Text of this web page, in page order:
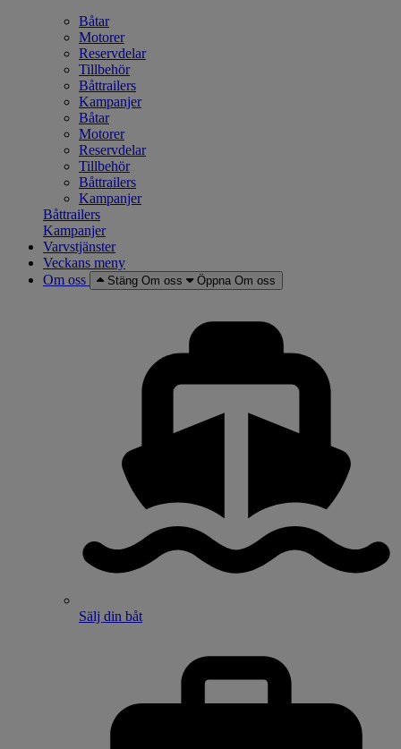
Båtar
Motorer
Reservdelar
Tillbehör
Båttrailers
Kampanjer
Båtar
Motorer
Reservdelar
Tillbehör
Båttrailers
Kampanjer
Båttrailers
Kampanjer
Varvstjänster
Veckans meny
Om oss
Stäng Om oss Öppna Om oss
Sälj din båt